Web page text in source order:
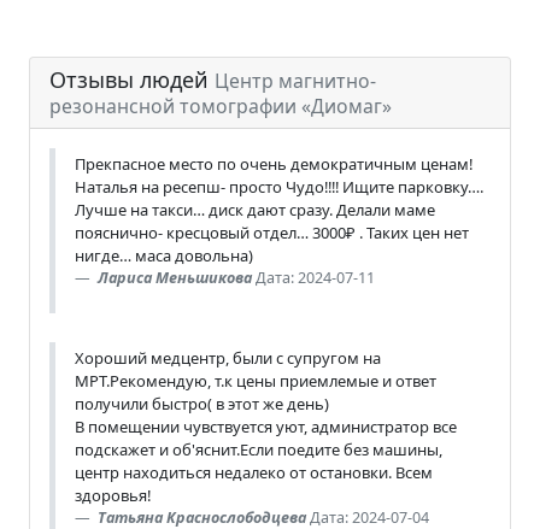
Отзывы людей Центр магнитно-
резонансной томографии «Диомаг»
Прекпасное место по очень демократичным ценам!
Наталья на ресепш- просто Чудо!!!! Ищите парковку….
Лучше на такси… диск дают сразу. Делали маме
пояснично- кресцовый отдел… 3000₽ . Таких цен нет
нигде… маса довольна)
Лариса МеньшиковаДата: 2024-07-11
Хороший медцентр, были с супругом на
МРТ.Рекомендую, т.к цены приемлемые и ответ
получили быстро( в этот же день)
В помещении чувствуется уют, администратор все
подскажет и об'яснит.Если поедите без машины,
центр находиться недалеко от остановки. Всем
здоровья!
Татьяна КраснослободцеваДата: 2024-07-04